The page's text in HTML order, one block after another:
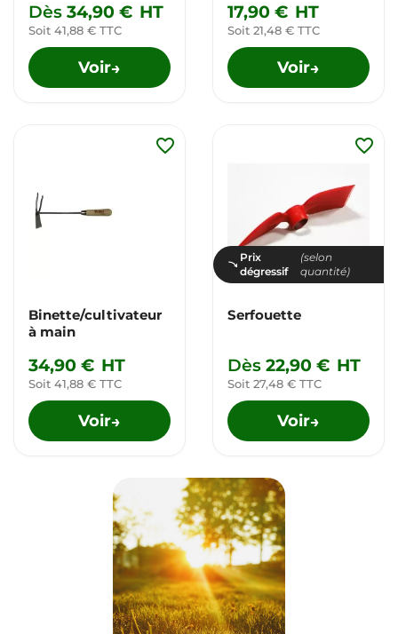
Dès 34,90 € HT
Soit 41,88 € TTC
Voir→
17,90 € HT
Soit 21,48 € TTC
Voir→
Binette/cultivateur
à main
34,90 € HT
Soit 41,88 € TTC
Voir→
favorite_border
Prix
dégressif
(selon
quantité)
Serfouette
Dès 22,90 € HT
Soit 27,48 € TTC
Voir→
favorite_border